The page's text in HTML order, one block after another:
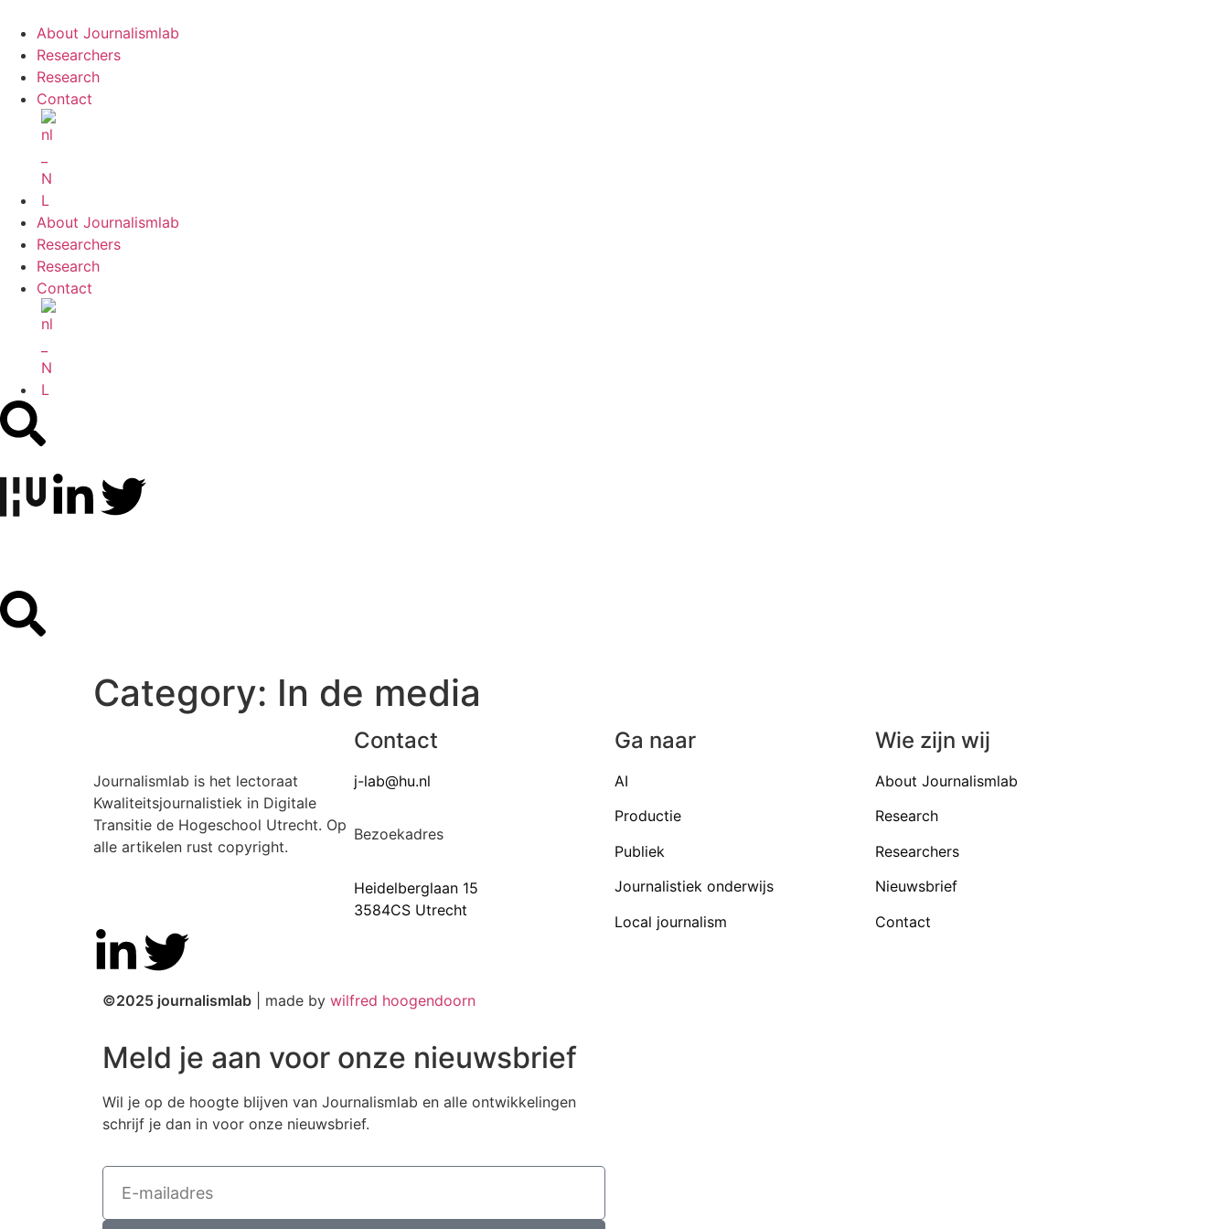
About Journalismlab
Researchers
Research
Contact
About Journalismlab
Researchers
Research
Contact
Category: In de media
Journalismlab is het lectoraat
Kwaliteitsjournalistiek in Digitale
Transitie de Hogeschool Utrecht. Op
alle artikelen rust copyright.
Contact
j-lab@hu.nl
Bezoekadres
Heidelberglaan 15
3584CS Utrecht
Ga naar
AI
Productie
Publiek
Journalistiek onderwijs
Local journalism
Wie zijn wij
About Journalismlab
Research
Researchers
Nieuwsbrief
Contact
©2025 journalismlab | made by wilfred hoogendoorn
Meld je aan voor onze nieuwsbrief
Wil je op de hoogte blijven van Journalismlab en alle ontwikkelingen
schrijf je dan in voor onze nieuwsbrief.